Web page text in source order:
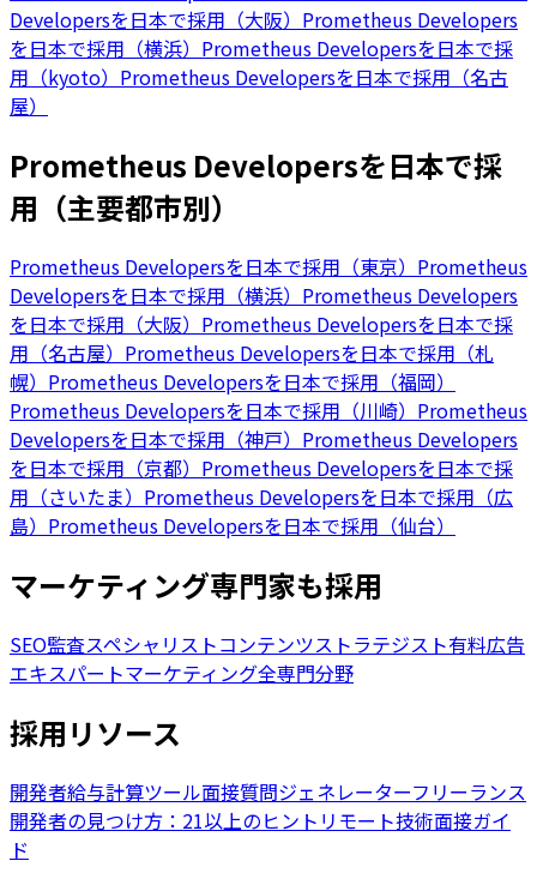
Developersを日本で採用（大阪） Prometheus Developers
を日本で採用（横浜） Prometheus Developersを日本で採
用（kyoto） Prometheus Developersを日本で採用（名古
屋）
Prometheus Developersを日本で採
用（主要都市別）
Prometheus Developersを日本で採用（東京） Prometheus
Developersを日本で採用（横浜） Prometheus Developers
を日本で採用（大阪） Prometheus Developersを日本で採
用（名古屋） Prometheus Developersを日本で採用（札
幌） Prometheus Developersを日本で採用（福岡）
Prometheus Developersを日本で採用（川崎） Prometheus
Developersを日本で採用（神戸） Prometheus Developers
を日本で採用（京都） Prometheus Developersを日本で採
用（さいたま） Prometheus Developersを日本で採用（広
島） Prometheus Developersを日本で採用（仙台）
マーケティング専門家も採用
SEO監査スペシャリストコンテンツストラテジスト有料広告
エキスパートマーケティング全専門分野
採用リソース
開発者給与計算ツール面接質問ジェネレーターフリーランス
開発者の見つけ方：21以上のヒント リモート技術面接ガイ
ド